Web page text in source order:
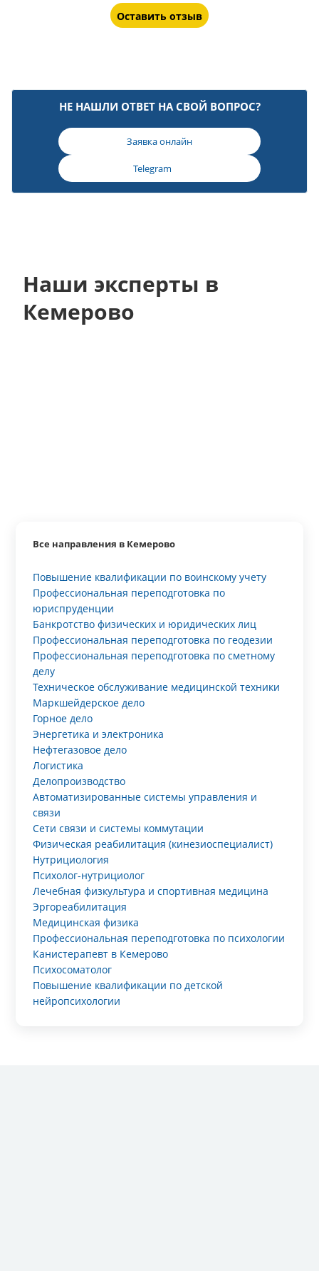
Оставить отзыв
НЕ НАШЛИ ОТВЕТ НА СВОЙ ВОПРОС?
Заявка онлайн
Telegram
Наши эксперты в
Кемерово
Все направления в Кемерово
Повышение квалификации по воинскому учету
Профессиональная переподготовка по
юриспруденции
Банкротство физических и юридических лиц
Профессиональная переподготовка по геодезии
Профессиональная переподготовка по сметному
делу
Техническое обслуживание медицинской техники
Маркшейдерское дело
Горное дело
Энергетика и электроника
Нефтегазовое дело
Логистика
Делопроизводство
Автоматизированные системы управления и
связи
Сети связи и системы коммутации
Физическая реабилитация (кинезиоспециалист)
Нутрициология
Психолог-нутрициолог
Лечебная физкультура и спортивная медицина
Эргореабилитация
Медицинская физика
Профессиональная переподготовка по психологии
Канистерапевт в Кемерово
Психосоматолог
Повышение квалификации по детской
нейропсихологии